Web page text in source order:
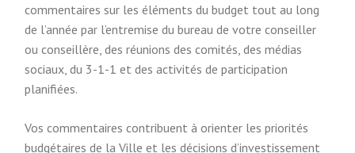
i
n
k
)
commentaires sur les éléments du budget tout au long
de l’année par l’entremise du bureau de votre conseiller
ou conseillère, des réunions des comités, des médias
sociaux, du 3-1-1 et des activités de participation
planifiées.
Vos commentaires contribuent à orienter les priorités
budgétaires de la Ville et les décisions d’investissement